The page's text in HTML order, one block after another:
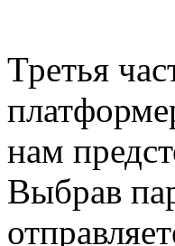
Третья
нам
Выбрав